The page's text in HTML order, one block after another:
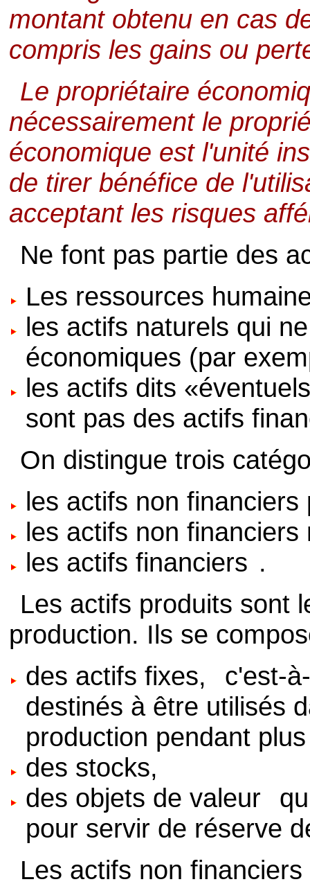
montant obtenu en cas
compris les gains ou
Le propriétaire
nécessairement le
économique est l'unité
de tirer bénéfice de
acceptant les risques
Ne font pas partie des
Les ressources
les actifs naturels qui
économiques (par
les actifs dits
sont pas des actifs
On distingue trois
les actifs non financiers
les actifs non financiers
les actifs financiers .
Les actifs produits sont
production. Ils se
des actifs fixes,
c'est-
destinés à être utilisés
production pendant
des stocks,
des objets de valeur
pour servir de réserve
Les actifs non